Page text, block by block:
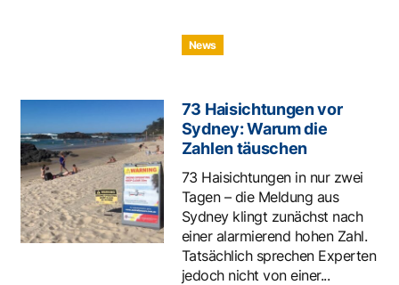
News
73 Haisichtungen vor
Sydney: Warum die
Zahlen täuschen
73 Haisichtungen in nur zwei
Tagen – die Meldung aus
Sydney klingt zunächst nach
einer alarmierend hohen Zahl.
Tatsächlich sprechen Experten
jedoch nicht von einer...